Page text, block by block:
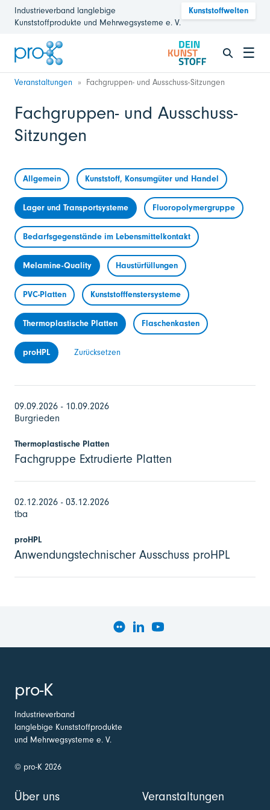
Industrieverband langlebige
Kunststoffprodukte und Mehrwegsysteme e. V.
Kunststoffwelten
☰
Veranstaltungen Fachgruppen- und Ausschuss-Sitzungen
Fachgruppen- und Ausschuss-
Sitzungen
Allgemein Kunststoff, Konsumgüter und Handel
Lager und Transportsysteme Fluoropolymergruppe
Bedarfsgegenstände im Lebensmittelkontakt
Melamine-Quality Haustürfüllungen
PVC-Platten Kunststofffenstersysteme
Thermoplastische Platten Flaschenkasten
proHPL Zurücksetzen
09.09.2026 - 10.09.2026
Burgrieden
Thermoplastische Platten
Fachgruppe Extrudierte Platten
02.12.2026 - 03.12.2026
tba
proHPL
Anwendungstechnischer Ausschuss proHPL
pro-K
Industrieverband
langlebige Kunststoffprodukte
und Mehrwegsysteme e. V.
© pro-K 2026
Über uns Veranstaltungen